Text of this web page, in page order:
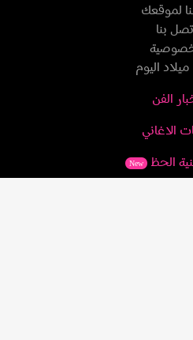
لموقعك
بنا
ميلاد اليوم
الفن
الاغاني
الحظ New